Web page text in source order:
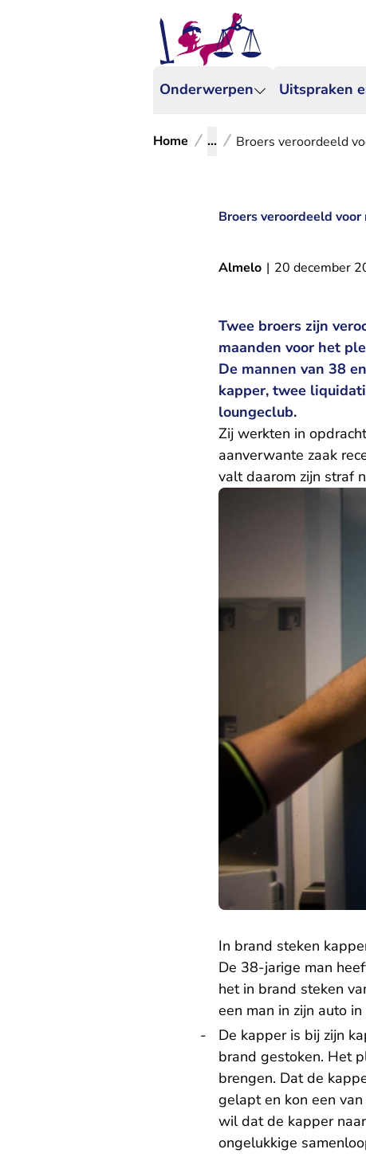
Onderwerpen Uitspraken
Home ... Broers veroordeeld
Broers veroordeeld voor
Almelo | 20 december
Twee broers zijn
maanden voor het
De mannen van 38
kapper, twee
loungeclub.
Zij werkten in
aanverwante zaak
valt daarom zijn straf
In brand steken
De 38-jarige man
het in brand steken
een man in zijn auto
De kapper is bij zijn
brand gestoken. Het
brengen. Dat de
gelapt en kon een
wil dat de kapper
ongelukkige